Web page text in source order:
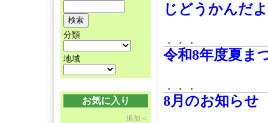
分類
地域
お気に入り
追加＜
じどうかんだ
．．．
令和8年度夏ま
．．．
8月のお知らせ